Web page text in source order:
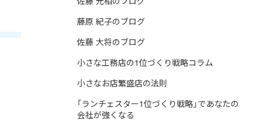
藤原 紀子のブログ
佐藤 大将のブログ
小さな工務店の1位づくり戦略コラム
小さなお店繁盛店の法則
「ランチェスター1位づくり戦略」であなたの
会社が強くなる